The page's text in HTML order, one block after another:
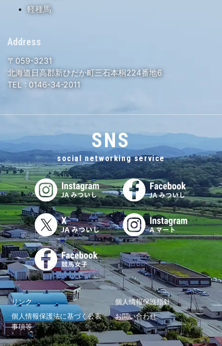
軽種馬
Address
〒059-3231
北海道日高郡新ひだか町三石本桐224番地6
TEL : 0146-34-2011
SNS
social networking service
リンク
個人情報保護指針
個人情報保護法に基づく公表
事項等
お問い合わせ